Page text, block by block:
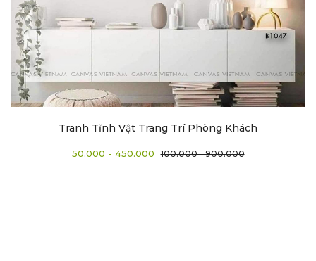
Tranh Tĩnh Vật Trang Trí Phòng Khách
50.000 - 450.000 100.000 - 900.000